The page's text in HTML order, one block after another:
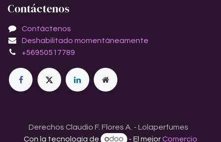
Contáctenos
Contáctenos
Deshabilitado momentáneamente
+56950517789
Derechos Claudio F. Flores A. - Lolaperfumes
Con la tecnología de
- El mejorComercio